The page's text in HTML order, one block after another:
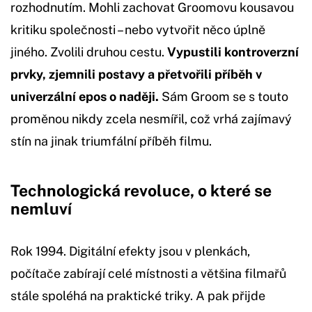
rozhodnutím. Mohli zachovat Groomovu kousavou
kritiku společnosti – nebo vytvořit něco úplně
jiného. Zvolili druhou cestu. Vypustili kontroverzní
prvky, zjemnili postavy a přetvořili příběh v
univerzální epos o naději. Sám Groom se s touto
proměnou nikdy zcela nesmířil, což vrhá zajímavý
stín na jinak triumfální příběh filmu.
Technologická revoluce, o které se
nemluví
Rok 1994. Digitální efekty jsou v plenkách,
počítače zabírají celé místnosti a většina filmařů
stále spoléhá na praktické triky. A pak přijde